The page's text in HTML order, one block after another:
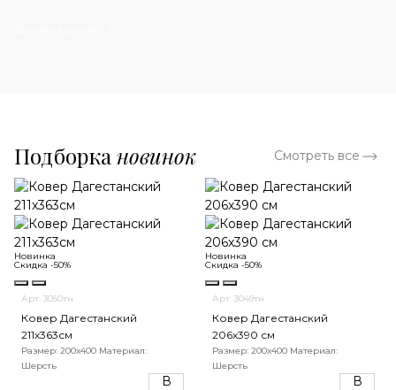
Подборка новинок Смотреть все
Новинка
Скидка -50%
Арт. 3050тн
Ковер Дагестанский
211x363см
Размер: 200х400 Материал:
Шерсть
В
Новинка
Скидка -50%
Арт. 3049тн
Ковер Дагестанский
206x390 см
Размер: 200х400 Материал:
Шерсть
В